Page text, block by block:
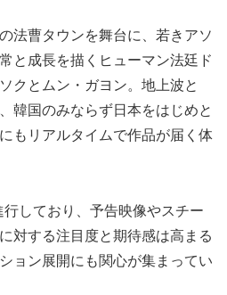
法曹タウンを舞台に、若きアソ
と成長を描くヒューマン法廷ド
クとムン・ガヨン。地上波と
韓国のみならず日本をはじめと
もリアルタイムで作品が届く体
しており、予告映像やスチー
対する注目度と期待感は高まる
ョン展開にも関心が集まってい